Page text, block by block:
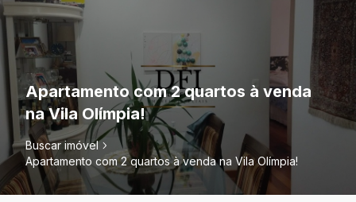
Apartamento com 2 quartos à venda
na Vila Olímpia!
Buscar imóvel
Apartamento com 2 quartos à venda na Vila Olímpia!